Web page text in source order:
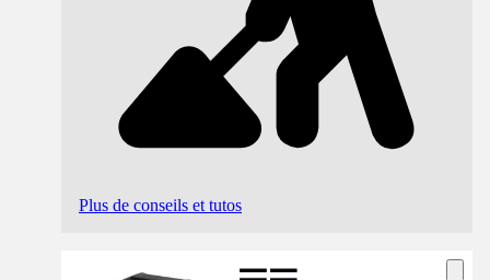
Plus de conseils et tutos